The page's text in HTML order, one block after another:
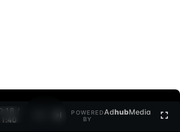
/
1:40
POWERED
BY
AdhubMedia